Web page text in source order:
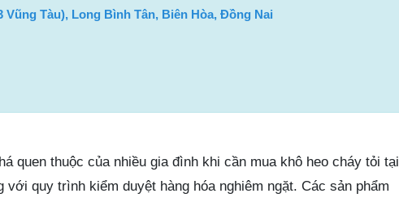
Vũng Tàu), Long Bình Tân, Biên Hòa, Đồng Nai
quen thuộc của nhiều gia đình khi cần mua khô heo cháy tỏi tại
quy trình kiểm duyệt hàng hóa nghiêm ngặt. Các sản phẩm